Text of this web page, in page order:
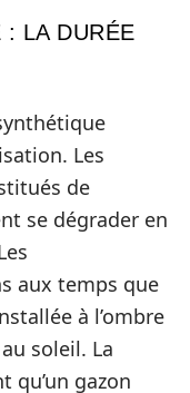
: LA DURÉE
Les
de
se dégrader en
aux temps que
à l’ombre
soleil. La
qu’un gazon